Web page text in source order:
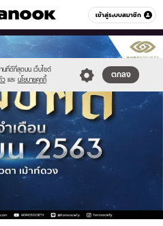
เข้าสู่ระบบสมาชิก
หมวดอื่นๆ
านที่ดีที่สุดบน เว็บไซต์
ว และ นโยบายคุกกี้
ตกลง